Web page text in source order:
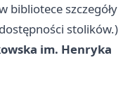
bibliotece szczegóły
stolików.)
im. Henryka